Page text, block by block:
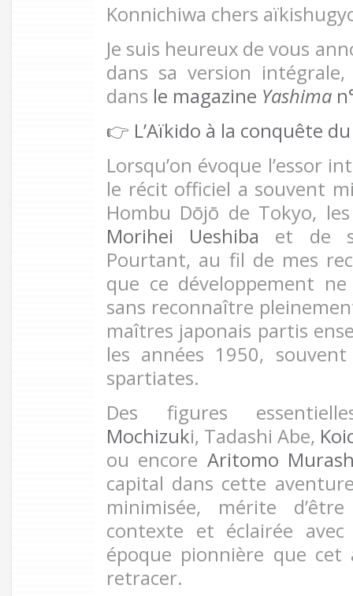
Konnichiwa chers
Je suis heureux de vous
dans sa version
dans le magazine Yashima
👉 L’Aïkido à la conquête
Lorsqu’on évoque l’essor
le récit officiel a souvent
Hombu Dōjō de Tokyo,
Morihei Ueshiba et de
Pourtant, au fil de mes
que ce développement
sans reconnaître
maîtres japonais partis
les années 1950,
spartiates.
Des figures
Mochizuki, Tadashi Abe,
ou encore Aritomo
capital dans cette
minimisée, mérite
contexte et éclairée avec
époque pionnière que cet
retracer.